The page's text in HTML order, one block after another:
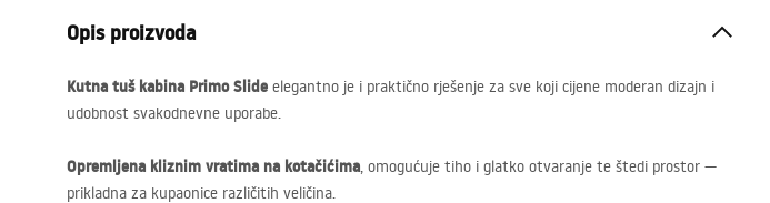
Opis proizvoda
Kutna tuš kabina Primo Slide elegantno je i praktično rješenje za sve koji cijene moderan dizajn i
udobnost svakodnevne uporabe.
Opremljena kliznim vratima na kotačićima, omogućuje tiho i glatko otvaranje te štedi prostor —
prikladna za kupaonice različitih veličina.